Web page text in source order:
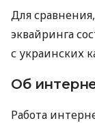
Для сравнения,
эквайринга
с украинских
Об
Работа